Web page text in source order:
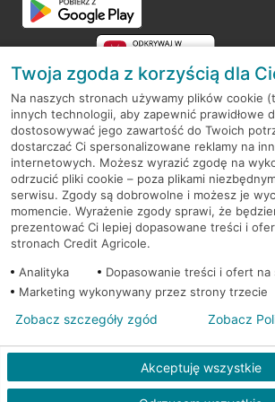
RODO
Regulamin serwisu
Mapa serwisu
PolitykaCookies
© 2026 Credit Agricole Bank Polska S.A. Wszelkie
Twoja zgoda z korzyścią dla
Na naszych stronach używamy plików cookie
innych technologii, aby zapewnić prawidłowe
dostosowywać jego zawartość do Twoich
dostarczać Ci spersonalizowane reklamy na
internetowych. Możesz wyrazić zgodę na
odrzucić pliki cookie – poza plikami
serwisu. Zgody są dobrowolne i możesz je
momencie. Wyrażenie zgody sprawi, że
prezentować Ci lepiej dopasowane treści i
stronach Credit Agricole.
Analityka
Dopasowanie treści i ofert na
Marketing wykonywany przez strony trzecie
Akceptuję wszystkie
Zobacz szczegóły zgód Zobacz